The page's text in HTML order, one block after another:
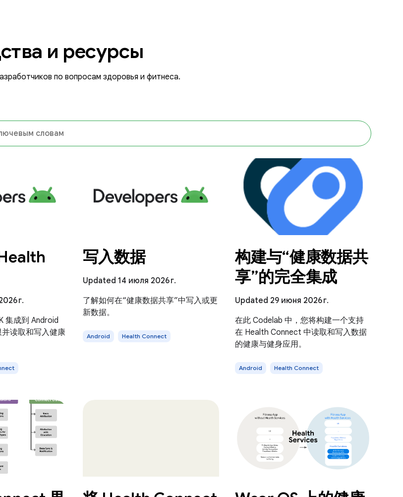
и ресурсы
по вопросам здоровья и фитнеса.
г.
集成到 Android
读取和写入健康
写入数据
Updated 14 июля 2026 г.
了解如何在“健康数据共享”中写入或更
新数据。
Android Health Connect
构建与“健康数据共
享”的完全集成
Updated 29 июня 2026 г.
在此 Codelab 中，您将构建一个支持
在 Health Connect 中读取和写入数据
的健康与健身应用。
Android Health Connect